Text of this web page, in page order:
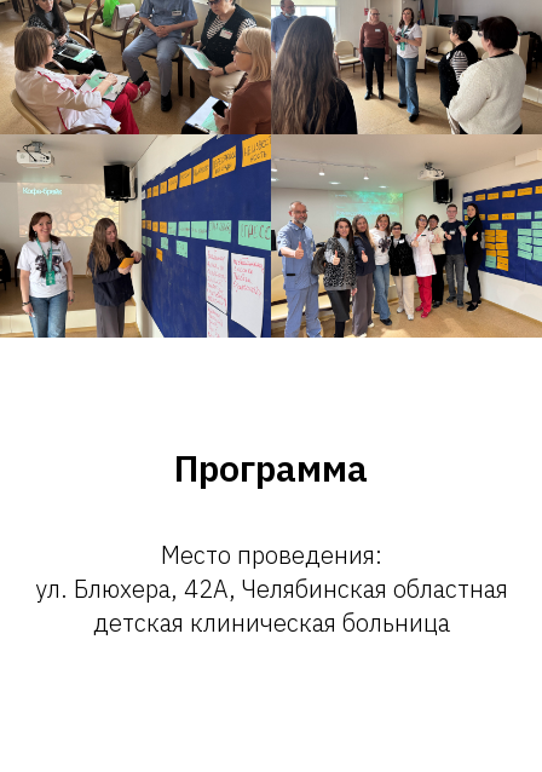
Программа
Место проведения:
ул. Блюхера, 42А, Челябинская областная
детская клиническая больница